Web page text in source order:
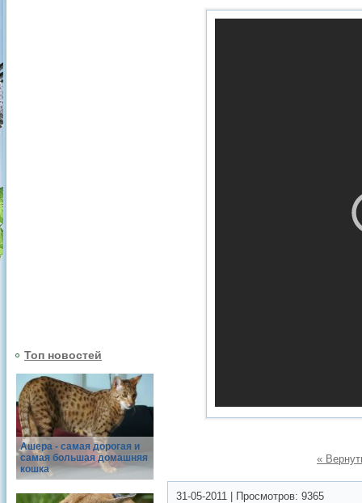
Топ новостей
Ашера - самая дорогая и
самая большая домашняя
кошка
«
31-05-2011 Просмотров: 9365